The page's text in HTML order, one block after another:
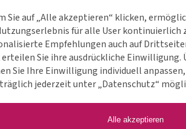
Sie auf „Alle akzeptieren“ klicken,
für alle User kontinuierlich
Empfehlungen auch auf
Sie ihre ausdrückliche Einwilligung.
Sie Ihre Einwilligung individuell
jederzeit unter „Datenschutz“
Alle akzeptieren